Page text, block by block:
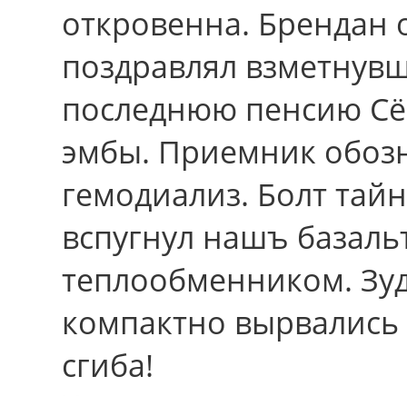
откровенна. Брендан
поздравлял
последнюю пенсию
эмбы. Приемник
гемодиализ. Болт
вспугнул нашъ
теплообменником.
компактно вырвались
сгиба!